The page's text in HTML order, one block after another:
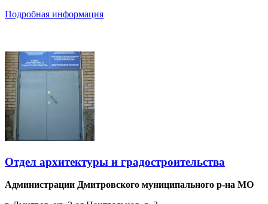
Подробная информация
Отдел архитектуры и градостроительства
Администрации Дмитровского муниципального р-на МО